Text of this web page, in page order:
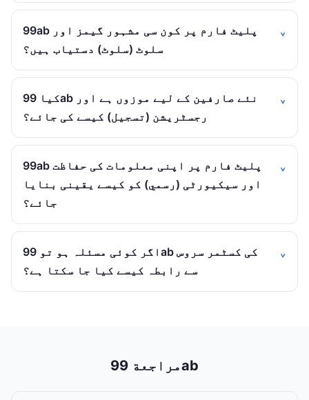
99ab پلیٹ فارم پر کون سی مشہور گیمز اور
سلوٹ (سلوٹ) دستیاب ہیں؟
کیا 99ab نئے صارفین کے لیے موزوں ہے اور
رجسٹریشن (تسجيل) کیسے کی جائے؟
99ab پلیٹ فارم پر اپنی معلومات کی حفاظت
اور سیکیورٹی (رسمي) کو کیسے یقینی بنایا
جائے؟
اگر کوئی مسئلہ ہو تو 99ab کی کسٹمر سروس
سے رابطہ کیسے کیا جا سکتا ہے؟
مراجعة 99ab